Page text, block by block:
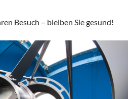
Besuch – bleiben Sie gesund!